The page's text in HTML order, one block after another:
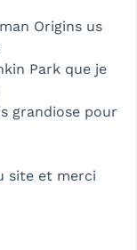
Origins us
Park que je
grandiose pour
site et merci